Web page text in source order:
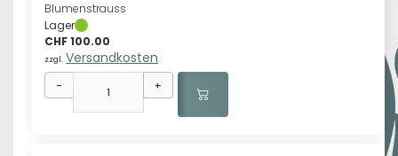
Blumenstrauss
Lager
CHF 100.00
zzgl. Versandkosten
- +